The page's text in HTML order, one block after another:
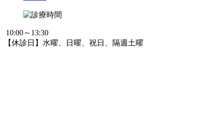
10:00～13:30
【休診日】水曜、日曜、祝日、隔週土曜